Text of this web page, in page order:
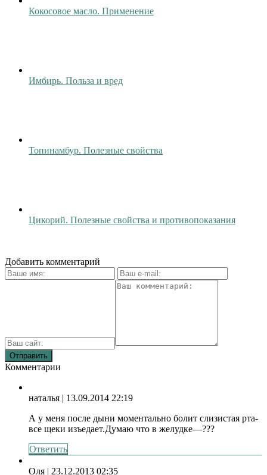
Кокосовое масло. Применение
Имбирь. Польза и вред
Топинамбур. Полезные свойства
Цикорий. Полезные свойства и противопоказания
Добавить комментарий
Комментарии
наталья | 13.09.2014 22:19
А у меня после дыни моментально болит слизистая рта-
все щеки изъедает.Думаю что в желудке—???
Ответить
Оля | 23.12.2013 02:35